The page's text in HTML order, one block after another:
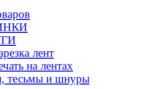
лент
на лентах
тесьмы и шнуры